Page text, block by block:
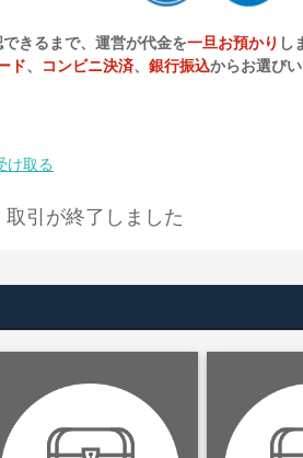
きるまで、運営が代金を一旦お預かり し
ド、 コンビニ決済、 銀行振込からお選び
け取る
取引が終了しました